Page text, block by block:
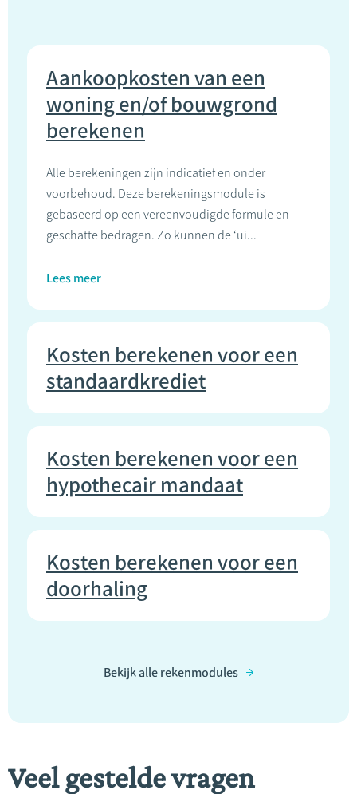
Aankoopkosten van een
woning en/of bouwgrond
berekenen
Alle berekeningen zijn indicatief en onder
voorbehoud. Deze berekeningsmodule is
gebaseerd op een vereenvoudigde formule en
geschatte bedragen. Zo kunnen de ‘ui...
Lees meer
Kosten berekenen voor een
standaardkrediet
Kosten berekenen voor een
hypothecair mandaat
Kosten berekenen voor een
doorhaling
Bekijk alle rekenmodules
Veel gestelde vragen